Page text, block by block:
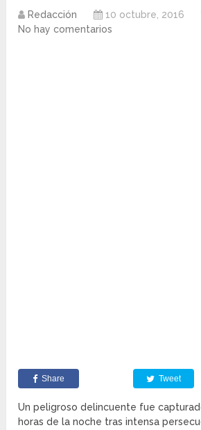
Redacción 10 octubre, 2016
No hay comentarios
Share Tweet
Un peligroso delincuente fue
horas de la noche tras intensa